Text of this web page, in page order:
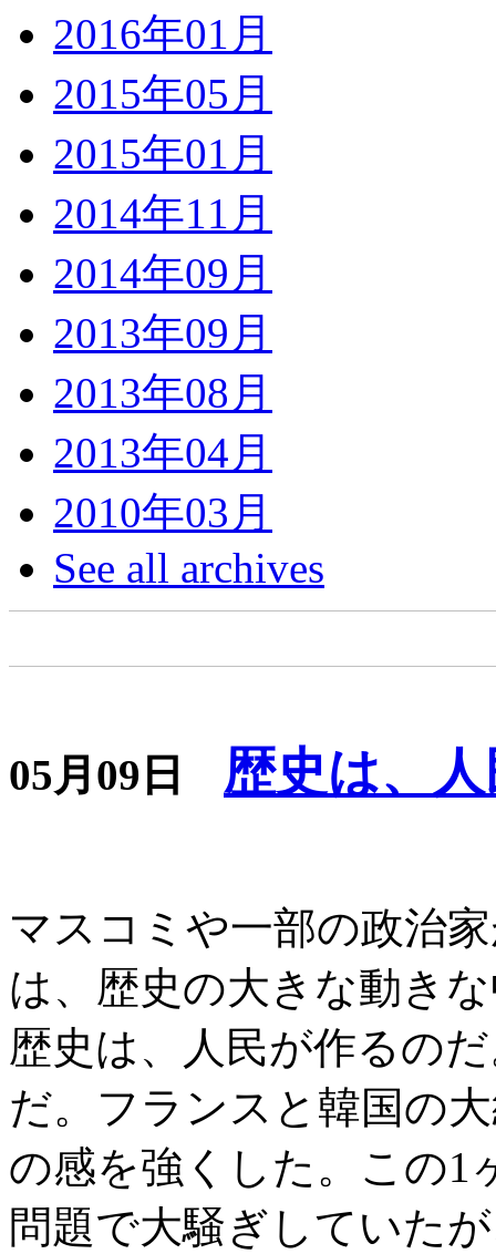
2016年01月
2015年05月
2015年01月
2014年11月
2014年09月
2013年09月
2013年08月
2013年04月
2010年03月
See all archives
05月09日 歴史は、
マスコミや一部の政治
は、歴史の大きな動き
歴史は、人民が作るの
だ。フランスと韓国の
の感を強くした。この1
問題で大騒ぎしていた